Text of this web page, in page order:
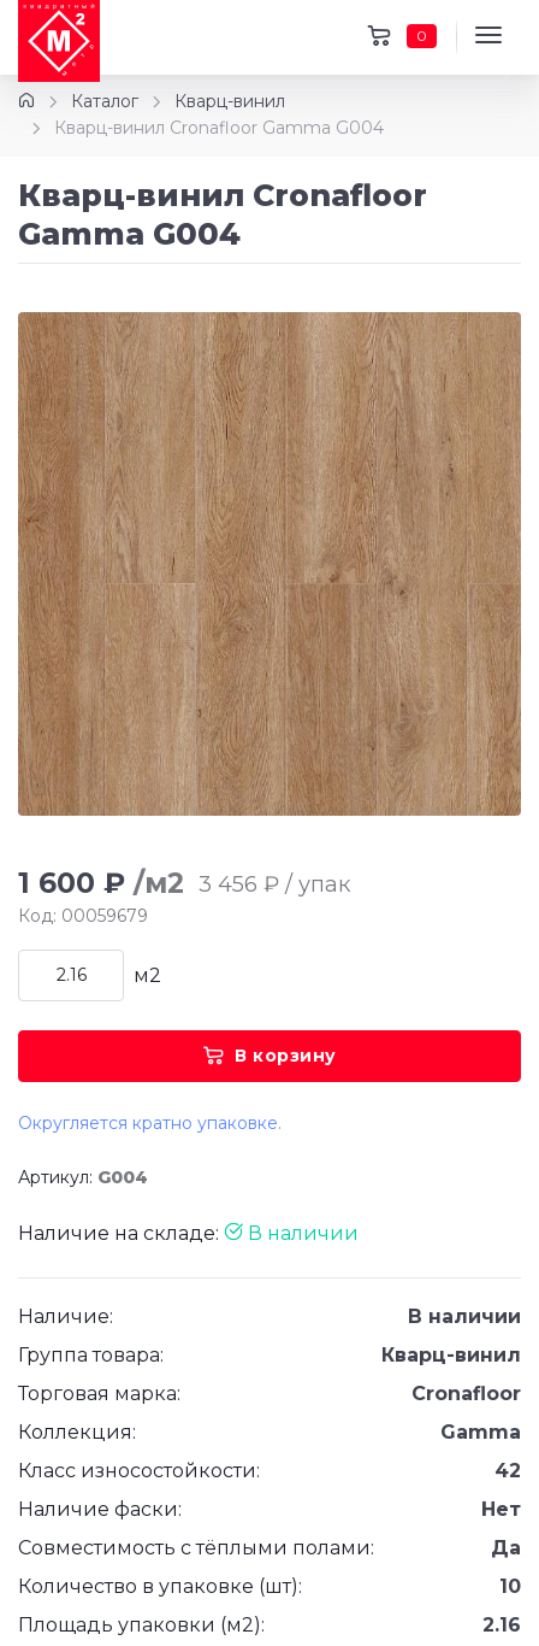
0
Каталог
Кварц-винил
Кварц-винил Cronafloor Gamma G004
Кварц-винил Cronafloor
Gamma G004
1 600 ₽ /м2 3 456 ₽ / упак
Код: 00059679
м2
В корзину
Округляется кратно упаковке.
Артикул: G004
Наличие на складе: В наличии
Наличие:
В наличии
Группа товара:
Кварц-винил
Торговая марка:
Cronafloor
Коллекция:
Gamma
Класс износостойкости:
42
Наличие фаски:
Нет
Совместимость с тёплыми полами:
Да
Количество в упаковке (шт):
10
Площадь упаковки (м2):
2.16